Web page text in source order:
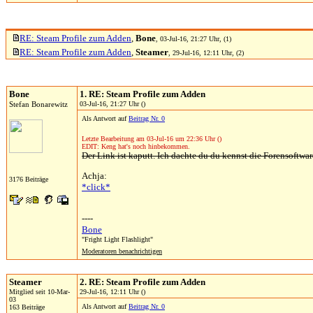
RE: Steam Profile zum Adden, Bone , 03-Jul-16, 21:27 Uhr, (1)
RE: Steam Profile zum Adden, Steamer , 29-Jul-16, 12:11 Uhr, (2)
Bone
Stefan Bonarewitz
3176 Beiträge
1. RE: Steam Profile zum Adden
03-Jul-16, 21:27 Uhr ()
Als Antwort aufBeitrag Nr. 0
Letzte Bearbeitung am 03-Jul-16 um 22:36 Uhr ()
EDIT: Keng hat's noch hinbekommen.
Der Link ist kaputt. Ich dachte du du kennst die
Achja:
*click*
----
Bone
"Fright Light Flashlight"
Moderatoren benachrichtigen
Steamer
Mitglied seit 10-Mar-
03
163 Beiträge
2. RE: Steam Profile zum Adden
29-Jul-16, 12:11 Uhr ()
Als Antwort aufBeitrag Nr. 0